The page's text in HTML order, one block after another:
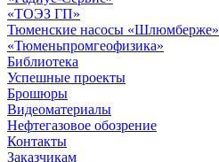
«ТОЭЗ ГП»
Тюменские насосы «Шлюмберже»
«Тюменьпромгеофизика»
Библиотека
Успешные проекты
Брошюры
Видеоматериалы
Нефтегазовое обозрение
Контакты
Заказчикам